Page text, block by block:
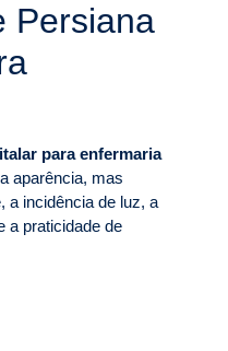
Persiana
para enfermaria
aparência, mas
a incidência de luz, a
a praticidade de